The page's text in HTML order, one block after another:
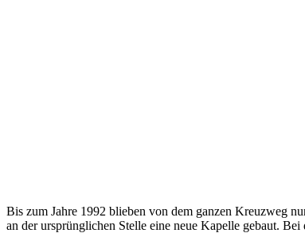
Bis zum Jahre 1992 blieben von dem ganzen Kreuzweg
an der ursprünglichen Stelle eine neue Kapelle gebaut.